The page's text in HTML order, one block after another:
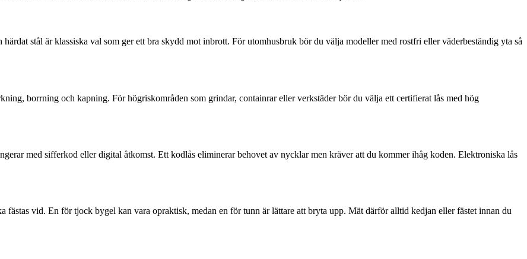
stål är klassiska val som ger ett bra skydd mot inbrott. För utomhusbruk bör du välja modeller med rostfri eller väderbeständig yta så
borrning och kapning. För högriskområden som grindar, containrar eller verkstäder bör du välja ett certifierat lås med hög
med sifferkod eller digital åtkomst. Ett kodlås eliminerar behovet av nycklar men kräver att du kommer ihåg koden. Elektroniska lås
fästas vid. En för tjock bygel kan vara opraktisk, medan en för tunn är lättare att bryta upp. Mät därför alltid kedjan eller fästet innan du